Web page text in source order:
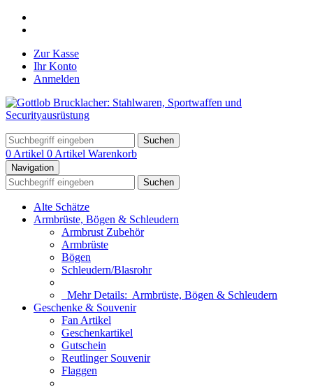
Zur Kasse
Ihr Konto
Anmelden
Suchen
0 Artikel 0 Artikel Warenkorb
Navigation
Suchen
Alte Schätze
Armbrüste, Bögen & Schleudern
Armbrust Zubehör
Armbrüste
Bögen
Schleudern/Blasrohr
Mehr Details: Armbrüste, Bögen & Schleudern
Geschenke & Souvenir
Fan Artikel
Geschenkartikel
Gutschein
Reutlinger Souvenir
Flaggen